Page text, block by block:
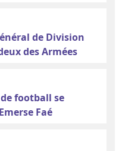
de Division
des Armées
football se
Faé